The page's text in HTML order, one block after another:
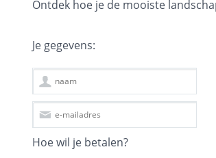
Ontdek hoe je de mooiste
Je gegevens:
Hoe wil je betalen?